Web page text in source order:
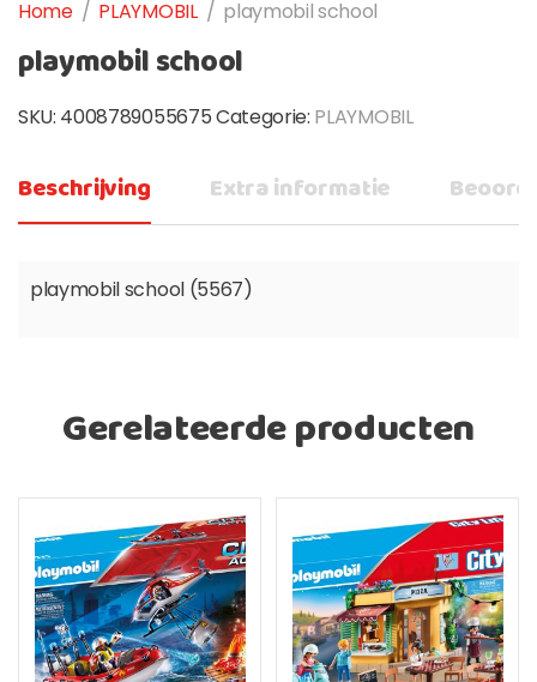
Home / PLAYMOBIL / playmobil school
playmobil school
SKU: 4008789055675Categorie: PLAYMOBIL
Beschrijving Extra informatie
playmobil school (5567)
Gerelateerde producten